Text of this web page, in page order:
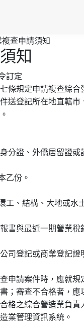
查申請須知
知
訂定
條規定申請複查綜合
送登記所在地直轄
分證、外僑居留證或
乙份。
、結構、大地或水
書與最近一期營業
司登記或商業登記證
申請案件時，應就
審查不合格者，應
格之綜合營造業負
管理資訊系統。